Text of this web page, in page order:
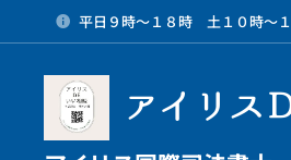
平日９時～１８時 土１０時～
アイリス